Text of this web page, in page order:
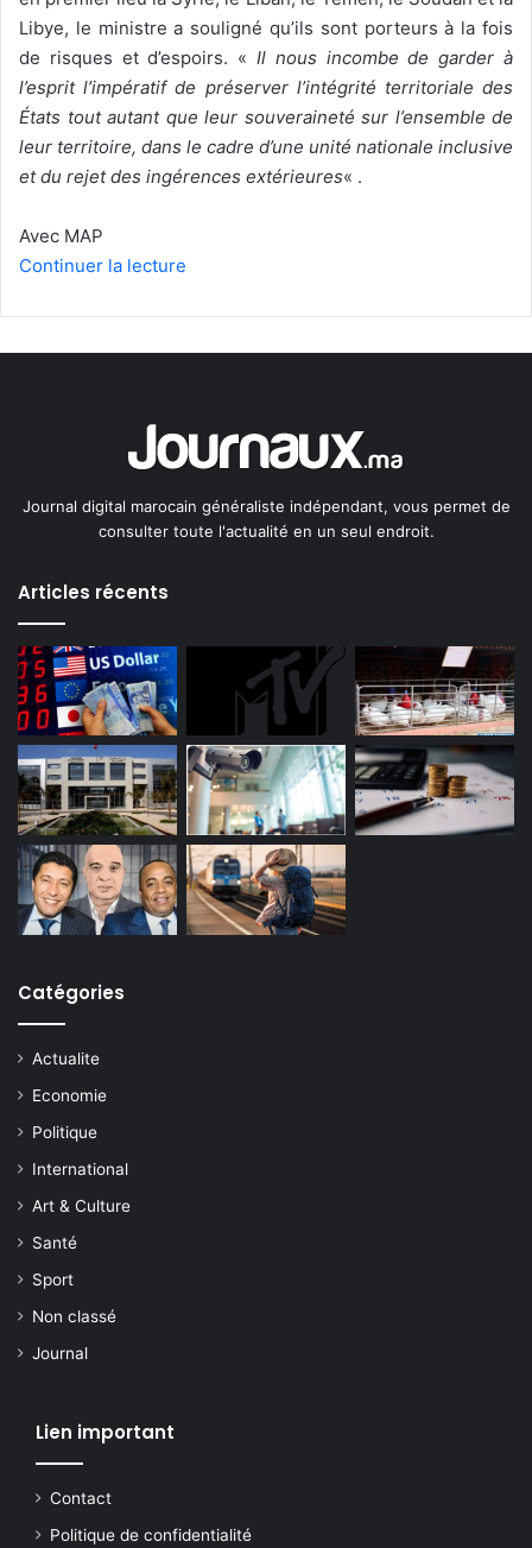
Libye, le ministre a souligné qu’ils sont porteurs à la fois
de risques et d’espoirs. « Il nous incombe de garder à
l’esprit l’impératif de préserver l’intégrité territoriale des
États tout autant que leur souveraineté sur l’ensemble de
leur territoire, dans le cadre d’une unité nationale inclusive
et du rejet des ingérences extérieures« .
Avec MAP
Continuer la lecture
Journal digital marocain généraliste indépendant, vous permet de
consulter toute l'actualité en un seul endroit.
Articles récents
Catégories
Actualite
Economie
Politique
International
Art & Culture
Santé
Sport
Non classé
Journal
Lien important
Contact
Politique de confidentialité